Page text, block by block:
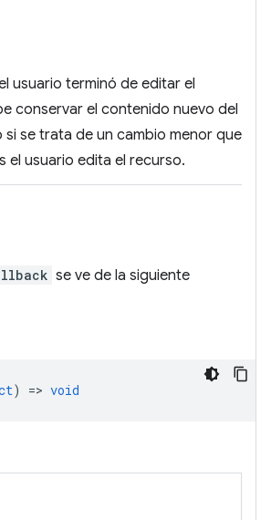
usuario terminó de editar el
conservar el contenido nuevo del
si se trata de un cambio menor que
el usuario edita el recurso.
se ve de la siguiente
) => void